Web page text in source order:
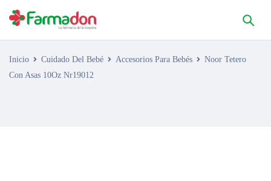
Inicio Cuidado Del Bebé Accesorios Para Bebés
Noor Tetero
Con Asas 10Oz Nr19012